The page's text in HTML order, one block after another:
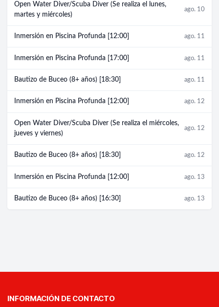
Open Water Diver/Scuba Diver (Se realiza el lunes,
martes y miércoles)
ago. 10
Inmersión en Piscina Profunda [12:00] ago. 11
Inmersión en Piscina Profunda [17:00] ago. 11
Bautizo de Buceo (8+ años) [18:30] ago. 11
Inmersión en Piscina Profunda [12:00] ago. 12
Open Water Diver/Scuba Diver (Se realiza el miércoles,
jueves y viernes)
ago. 12
Bautizo de Buceo (8+ años) [18:30] ago. 12
Inmersión en Piscina Profunda [12:00] ago. 13
Bautizo de Buceo (8+ años) [16:30] ago. 13
INFORMACIÓN DE CONTACTO